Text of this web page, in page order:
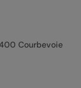
Courbevoie